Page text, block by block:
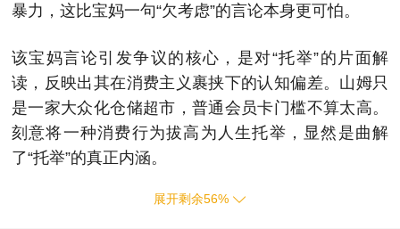
暴力，这比宝妈一句“欠考虑”的言论本身更可怕。
该宝妈言论引发争议的核心，是对“托举”的片面解
读，反映出其在消费主义裹挟下的认知偏差。山姆只
是一家大众化仓储超市，普通会员卡门槛不算太高。
刻意将一种消费行为拔高为人生托举，显然是曲解
了“托举”的真正内涵。
展开剩余56%